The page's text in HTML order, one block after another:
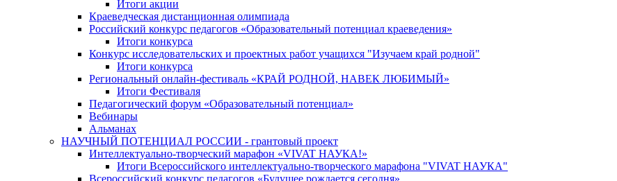
Итоги акции
Краеведческая дистанционная олимпиада
Российский конкурс педагогов «Образовательный потенциал краеведения»
Итоги конкурса
Конкурс исследовательских и проектных работ учащихся "Изучаем край родной"
Итоги конкурса
Региональный онлайн-фестиваль «КРАЙ РОДНОЙ, НАВЕК ЛЮБИМЫЙ»
Итоги Фестиваля
Педагогический форум «Образовательный потенциал»
Вебинары
Альманах
НАУЧНЫЙ ПОТЕНЦИАЛ РОССИИ - грантовый проект
Интеллектуально-творческий марафон «VIVAT НАУКА!»
Итоги Всероссийского интеллектуально-творческого марафона "VIVAT НАУКА"
Всероссийский конкурс педагогов «Будущее рождается сегодня»